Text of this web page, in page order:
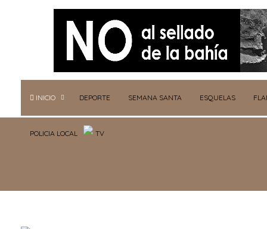
INICIO DEPORTE SEMANA SANTA ESQUELAS
POLICIA LOCAL TV